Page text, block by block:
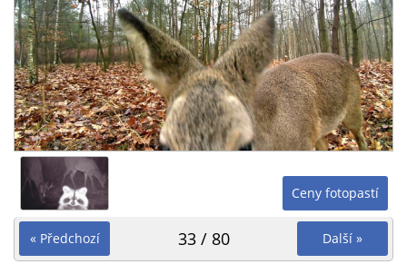
Ceny fotopastí
« Předchozí Další »
33 / 80